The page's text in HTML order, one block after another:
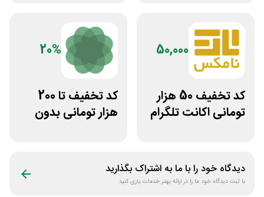
50,000
کد تخفیف 50 هزار
تومانی اکانت تلگرام
20%
کد تخفیف تا 200
هزار تومانی بدون
دیدگاه خود را با ما به اشتراک بگذارید
با ثبت دیدگاه خود ما را در ارائه بهتر خدمات یاری کنید